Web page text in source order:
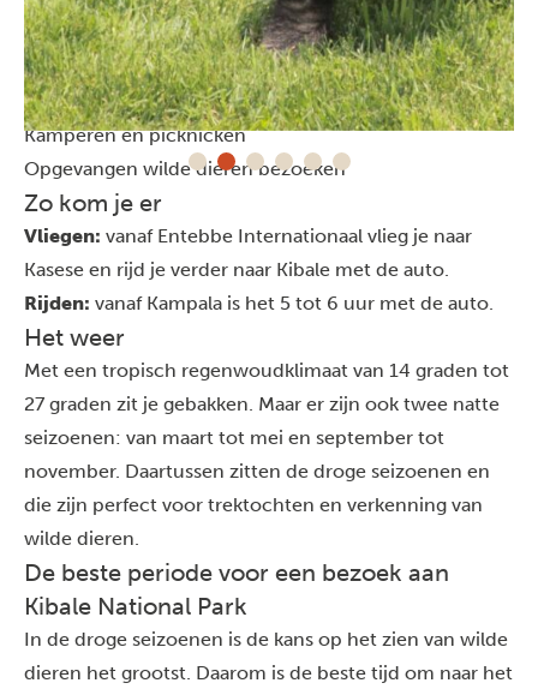
Het Bigodi Wetland-reservaat bezoeken
Lokale bewoners ontmoeten
Fotografie en wildspotten
Kamperen en picknicken
Opgevangen wilde dieren bezoeken
Zo kom je er
Vliegen: vanaf Entebbe Internationaal vlieg je naar
Kasese en rijd je verder naar Kibale met de auto.
Rijden: vanaf Kampala is het 5 tot 6 uur met de auto.
Het weer
Met een tropisch regenwoudklimaat van 14 graden tot
27 graden zit je gebakken. Maar er zijn ook twee natte
seizoenen: van maart tot mei en september tot
november. Daartussen zitten de droge seizoenen en
die zijn perfect voor trektochten en verkenning van
wilde dieren.
De beste periode voor een bezoek aan
Kibale National Park
In de droge seizoenen is de kans op het zien van wilde
dieren het grootst. Daarom is de beste tijd om naar het